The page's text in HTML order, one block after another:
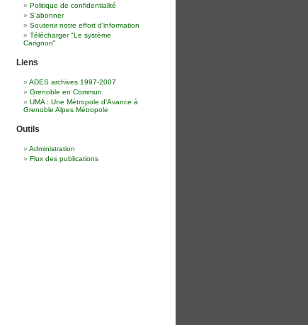
Politique de confidentialité
S'abonner
Soutenir notre effort d'information
Télécharger "Le système
Carignon"
Liens
ADES archives 1997-2007
Grenoble en Commun
UMA : Une Métropole d'Avance à
Grenoble Alpes Métropole
Outils
Administration
Flux des publications